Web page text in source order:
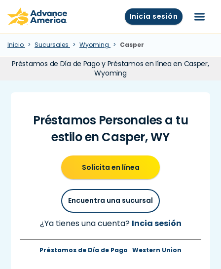
Skip to main content
Advance America home Inicia sesión Menú
Inicio Sucursales Wyoming Casper
Préstamos de Día de Pago y Préstamos en línea en Casper,
Wyoming
Préstamos Personales a tu
estilo en Casper, WY
Solicita en línea
Encuentra una sucursal
¿Ya tienes una cuenta? Incia sesión
Préstamos de Día de Pago Western Union